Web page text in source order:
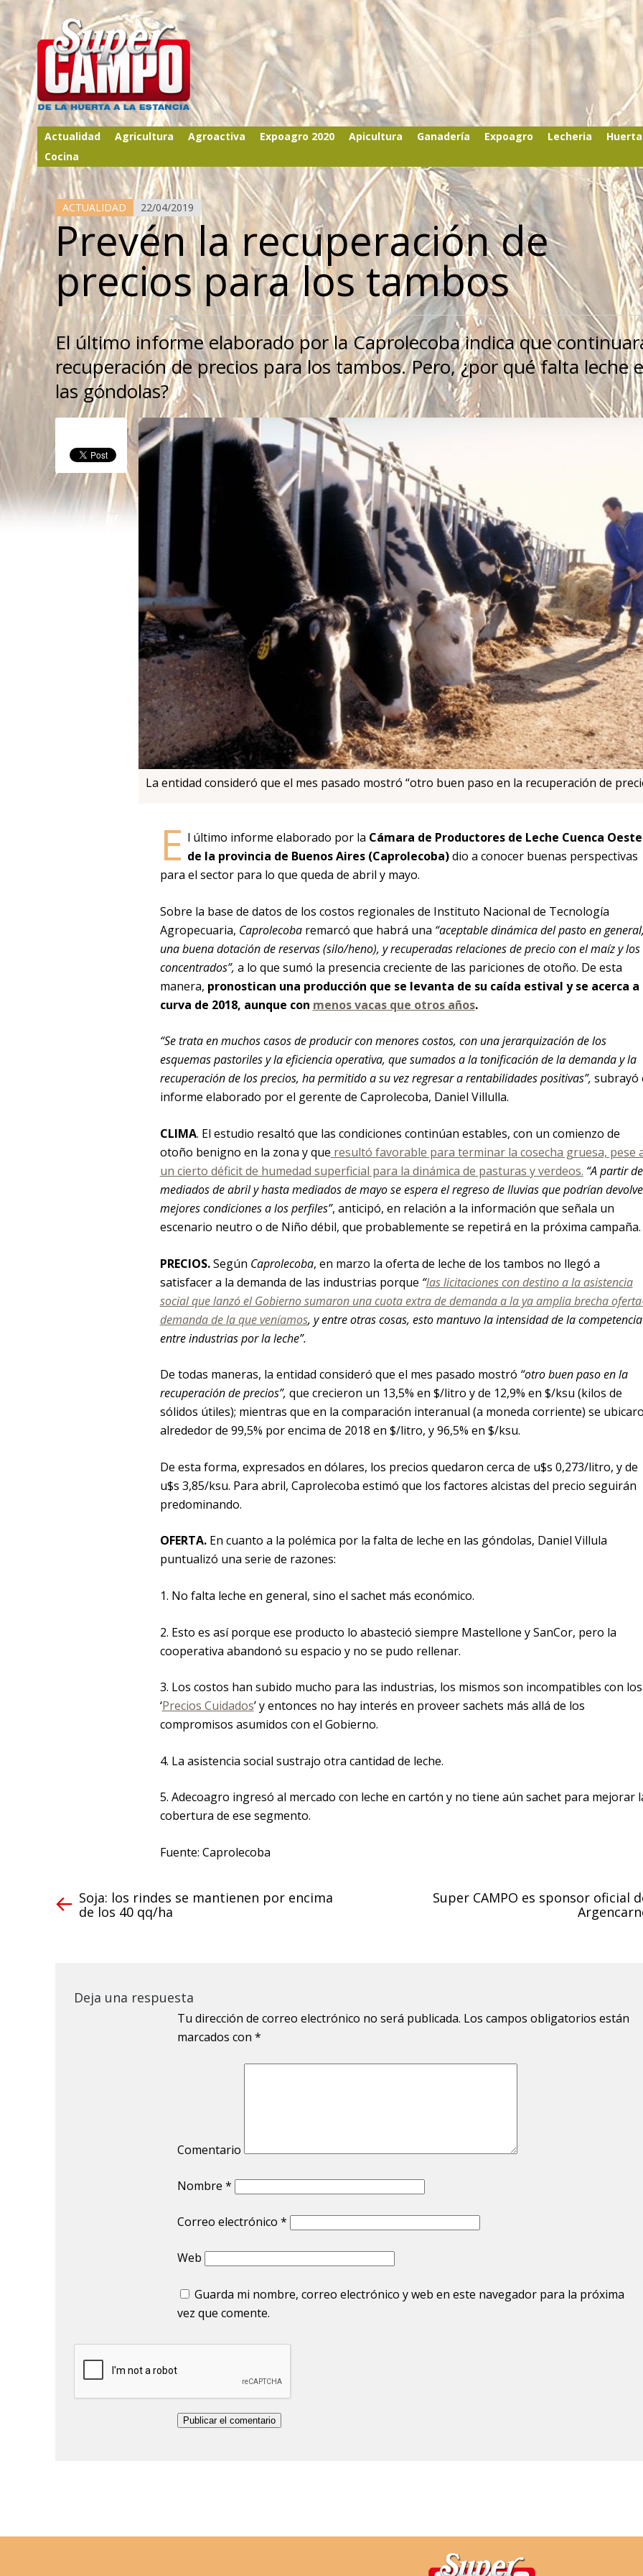
Actualidad Agricultura Agroactiva Expoagro 2020 Apicultura Ganadería Expoagro Lecheria
Cocina
ACTUALIDAD 22/04/2019
Prevén la recuperación de
precios para los tambos
El último informe elaborado por la Caprolecoba indica que
recuperación de precios para los tambos. Pero, ¿por qué falta leche
las góndolas?
La entidad consideró que el mes pasado mostró “otro buen paso en la recuperación de
E l último informe elaborado por la Cámara de Productores de Leche Cuenca Oeste
de la provincia de Buenos Aires (Caprolecoba)dio a conocer buenas perspectivas
para el sector para lo que queda de abril y mayo.
Sobre la base de datos de los costos regionales de Instituto Nacional de Tecnología
Agropecuaria, Caprolecobaremarcó que habrá una “aceptable dinámica del pasto en
una buena dotación de reservas (silo/heno), y recuperadas relaciones de precio con el maíz y los
concentrados”, a lo que sumó la presencia creciente de las pariciones de otoño. De esta
manera, pronostican una producción que se levanta de su caída estival y se acerca a
curva de 2018, aunque con menos vacas que otros años.
“Se trata en muchos casos de producir con menores costos, con una jerarquización de los
esquemas pastoriles y la eficiencia operativa, que sumados a la tonificación de la demanda y la
recuperación de los precios, ha permitido a su vez regresar a rentabilidades positivas”, subrayó
informe elaborado por el gerente de Caprolecoba, Daniel Villulla.
CLIMA. El estudio resaltó que las condiciones continúan estables, con un comienzo de
otoño benigno en la zona y que resultó favorable para terminar la cosecha gruesa, pese
un cierto déficit de humedad superficial para la dinámica de pasturas y verdeos. “A partir de
mediados de abril y hasta mediados de mayo se espera el regreso de lluvias que podrían
mejores condiciones a los perfiles”, anticipó, en relación a la información que señala un
escenario neutro o de Niño débil, que probablemente se repetirá en la próxima campaña.
PRECIOS.Según Caprolecoba, en marzo la oferta de leche de los tambos no llegó a
satisfacer a la demanda de las industrias porque “las licitaciones con destino a la asistencia
social que lanzó el Gobierno sumaron una cuota extra de demanda a la ya amplia brecha
demanda de la que veníamos, y entre otras cosas, esto mantuvo la intensidad de la competencia
entre industrias por la leche”.
De todas maneras, la entidad consideró que el mes pasado mostró “otro buen paso en la
recuperación de precios”, que crecieron un 13,5% en $/litro y de 12,9% en $/ksu (kilos de
sólidos útiles); mientras que en la comparación interanual (a moneda corriente) se
alrededor de 99,5% por encima de 2018 en $/litro, y 96,5% en $/ksu.
De esta forma, expresados en dólares, los precios quedaron cerca de u$s 0,273/litro, y de
u$s 3,85/ksu. Para abril, Caprolecoba estimó que los factores alcistas del precio seguirán
predominando.
OFERTA. En cuanto a la polémica por la falta de leche en las góndolas, Daniel Villula
puntualizó una serie de razones:
1. No falta leche en general, sino el sachet más económico.
2. Esto es así porque ese producto lo abasteció siempre Mastellone y SanCor, pero la
cooperativa abandonó su espacio y no se pudo rellenar.
3. Los costos han subido mucho para las industrias, los mismos son incompatibles con los
‘Precios Cuidados’ y entonces no hay interés en proveer sachets más allá de los
compromisos asumidos con el Gobierno.
4. La asistencia social sustrajo otra cantidad de leche.
5. Adecoagro ingresó al mercado con leche en cartón y no tiene aún sachet para mejorar
cobertura de ese segmento.
Fuente: Caprolecoba
Soja: los rindes se mantienen por encima
de los 40 qq/ha
Super CAMPO es sponsor oficial
Deja una respuesta
Tu dirección de correo electrónico no será publicada. Los campos obligatorios están
marcados con *
Comentario
Nombre *
Correo electrónico *
Web
Guarda mi nombre, correo electrónico y web en este navegador para la próxima
vez que comente.